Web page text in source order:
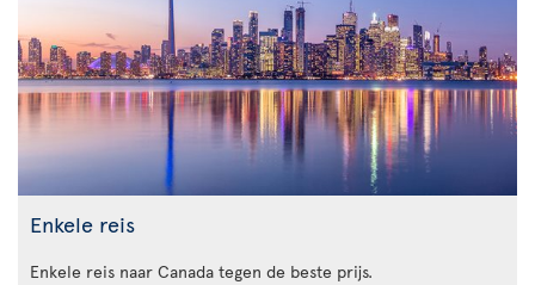
Enkele reis
Enkele reis naar Canada tegen de beste prijs.